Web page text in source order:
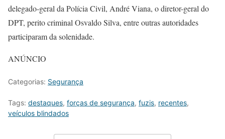
delegado-geral da Polícia Civil, André Viana, o diretor-geral do
DPT, perito criminal Osvaldo Silva, entre outras autoridades
participaram da solenidade.
ANÚNCIO
Categorias: Segurança
Tags: destaques, forças de segurança, fuzis, recentes,
veículos blindados